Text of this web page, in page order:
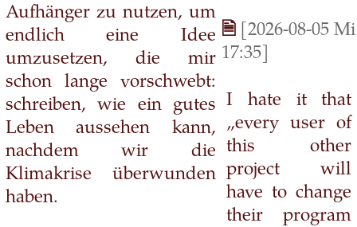
Aufhänger zu nutzen, um
endlich eine Idee
umzusetzen, die mir
schon lange vorschwebt:
schreiben, wie ein gutes
Leben aussehen kann,
nachdem wir die
Klimakrise überwunden
haben.
[2026-08-05 Mi
17:35]
I hate it that
„every user of
this other
project will
have to change
their program